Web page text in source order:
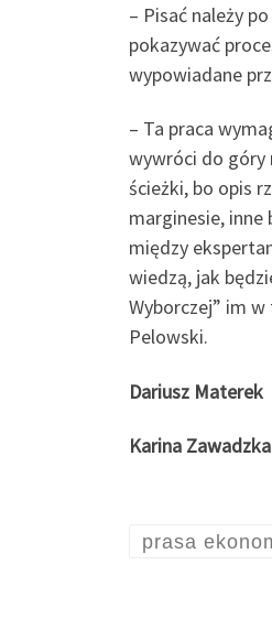
– Pisać należy
pokazywać
wypowiadane
– Ta praca
wywróci do góry
ścieżki, bo opis
marginesie, inne
między
wiedzą, jak
Wyborczej” im
Pelowski.
Dariusz Materek
Karina Zawadzka
prasa